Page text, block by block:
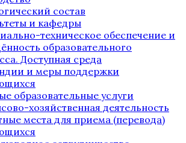
состав
и кафедры
техническое обеспечение и
образовательного
Доступная среда
и меры поддержки
образовательные услуги
хозяйственная деятельность
места для приема (перевода)